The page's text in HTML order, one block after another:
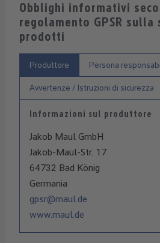
Obblighi informativi
regolamento GPSR sulla
prodotti
Produttore Persona
Avvertenze / Istruzioni di sicurezza
Informazioni sul produttore
Jakob Maul GmbH
Jakob-Maul-Str. 17
64732 Bad König
Germania
gpsr@maul.de
www.maul.de